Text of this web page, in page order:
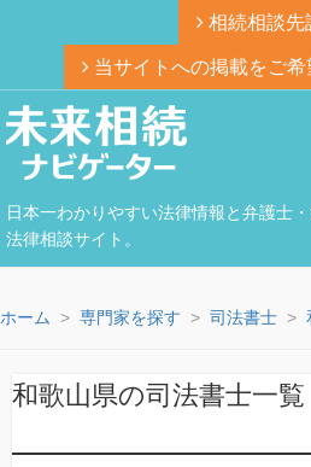
相続相談先
当サイトへの掲載をご
日本一わかりやすい法律情報と弁護士
法律相談サイト。
ホーム 専門家を探す 司法書士
和歌山県の司法書士一覧